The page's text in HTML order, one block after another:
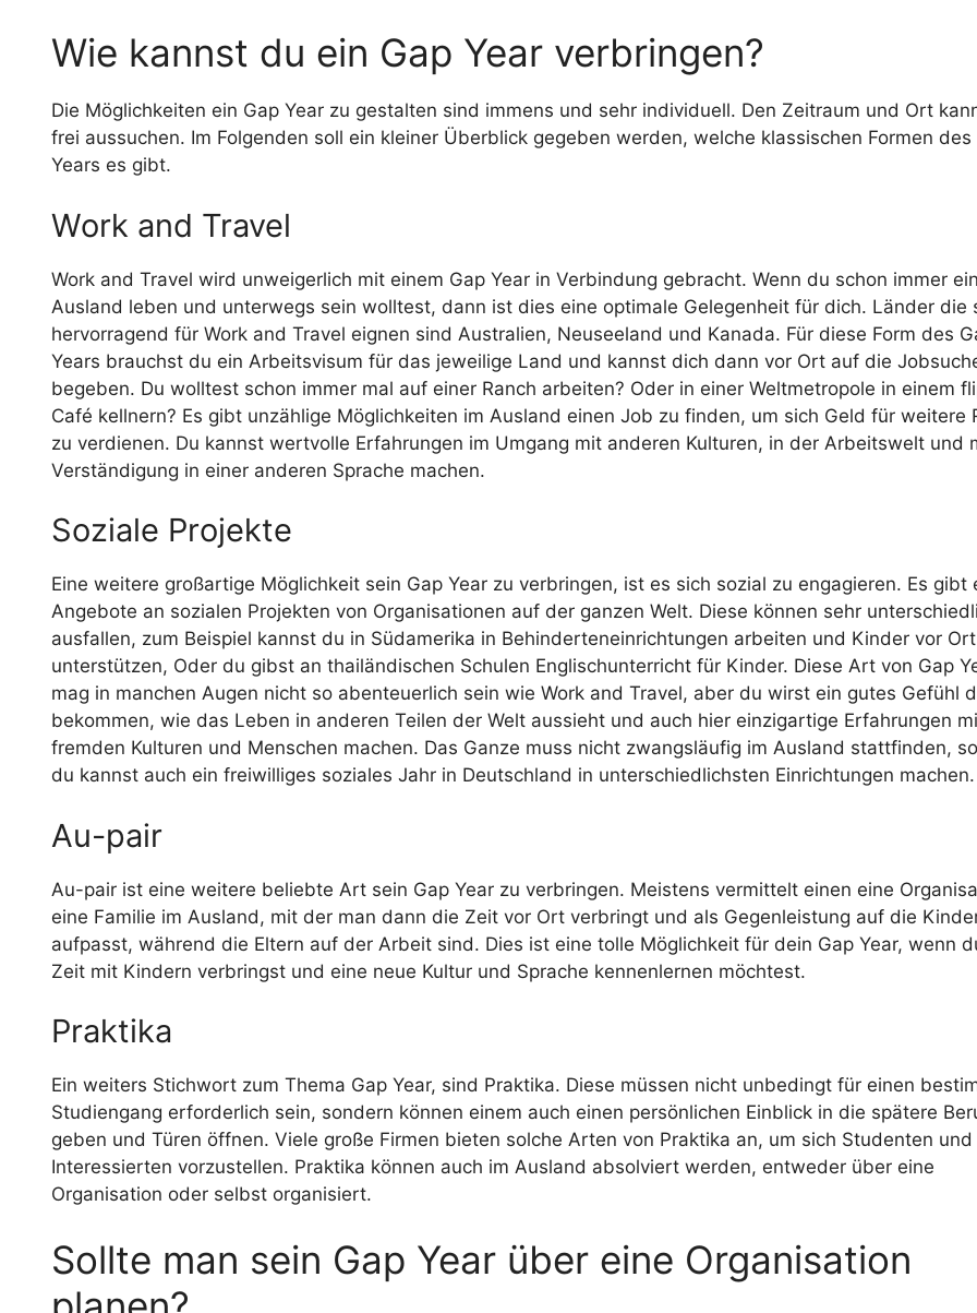
Wie kannst du ein Gap Year verbringen?
Die Möglichkeiten ein Gap Year zu gestalten sind immens und sehr individuell. Den Zeitraum und Ort
frei aussuchen. Im Folgenden soll ein kleiner Überblick gegeben werden, welche klassischen Formen des
Years es gibt.
Work and Travel
Work and Travel wird unweigerlich mit einem Gap Year in Verbindung gebracht. Wenn du schon immer
Ausland leben und unterwegs sein wolltest, dann ist dies eine optimale Gelegenheit für dich. Länder die
hervorragend für Work and Travel eignen sind Australien, Neuseeland und Kanada. Für diese Form des
Years brauchst du ein Arbeitsvisum für das jeweilige Land und kannst dich dann vor Ort auf die
begeben. Du wolltest schon immer mal auf einer Ranch arbeiten? Oder in einer Weltmetropole in einem
Café kellnern? Es gibt unzählige Möglichkeiten im Ausland einen Job zu finden, um sich Geld für weitere
zu verdienen. Du kannst wertvolle Erfahrungen im Umgang mit anderen Kulturen, in der Arbeitswelt und
Verständigung in einer anderen Sprache machen.
Soziale Projekte
Eine weitere großartige Möglichkeit sein Gap Year zu verbringen, ist es sich sozial zu engagieren. Es gibt
Angebote an sozialen Projekten von Organisationen auf der ganzen Welt. Diese können sehr
ausfallen, zum Beispiel kannst du in Südamerika in Behinderteneinrichtungen arbeiten und Kinder vor Ort
unterstützen, Oder du gibst an thailändischen Schulen Englischunterricht für Kinder. Diese Art von Gap
mag in manchen Augen nicht so abenteuerlich sein wie Work and Travel, aber du wirst ein gutes Gefühl
bekommen, wie das Leben in anderen Teilen der Welt aussieht und auch hier einzigartige Erfahrungen
fremden Kulturen und Menschen machen. Das Ganze muss nicht zwangsläufig im Ausland stattfinden,
du kannst auch ein freiwilliges soziales Jahr in Deutschland in unterschiedlichsten Einrichtungen machen.
Au-pair
Au-pair ist eine weitere beliebte Art sein Gap Year zu verbringen. Meistens vermittelt einen eine
eine Familie im Ausland, mit der man dann die Zeit vor Ort verbringt und als Gegenleistung auf die
aufpasst, während die Eltern auf der Arbeit sind. Dies ist eine tolle Möglichkeit für dein Gap Year, wenn
Zeit mit Kindern verbringst und eine neue Kultur und Sprache kennenlernen möchtest.
Praktika
Ein weiters Stichwort zum Thema Gap Year, sind Praktika. Diese müssen nicht unbedingt für einen
Studiengang erforderlich sein, sondern können einem auch einen persönlichen Einblick in die spätere
geben und Türen öffnen. Viele große Firmen bieten solche Arten von Praktika an, um sich Studenten und
Interessierten vorzustellen. Praktika können auch im Ausland absolviert werden, entweder über eine
Organisation oder selbst organisiert.
Sollte man sein Gap Year über eine Organisation